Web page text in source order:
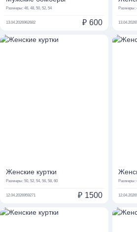
Размеры: 46, 48, 50, 52, 54
13.04.2026962682 ₽ 600
Размеры:
13.04.2026
Женские куртки
Размеры: 50, 52, 54, 56, 58, 60
12.04.2026959271 ₽ 1500
Размеры:
12.04.2026